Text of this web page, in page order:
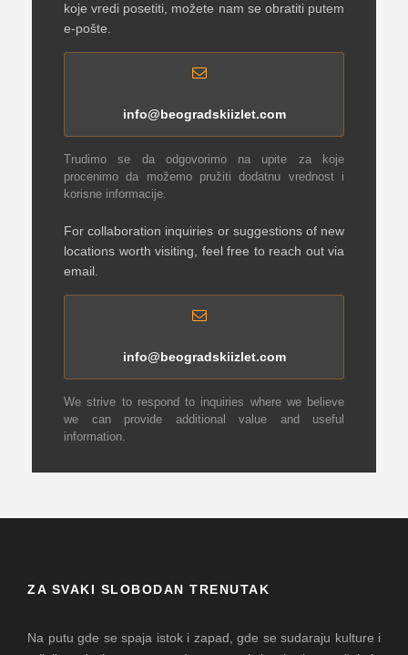
koje vredi posetiti, možete nam se obratiti putem
e-pošte.
info@beogradskiizlet.com
Trudimo se da odgovorimo na upite za koje
procenimo da možemo pružiti dodatnu vrednost i
korisne informacije.
For collaboration inquiries or suggestions of new
locations worth visiting, feel free to reach out via
email.
info@beogradskiizlet.com
We strive to respond to inquiries where we believe
we can provide additional value and useful
information.
ZA SVAKI SLOBODAN TRENUTAK
Na putu gde se spaja istok i zapad, gde se sudaraju kulture i